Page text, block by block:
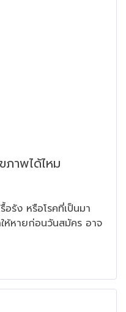
ภาพได้ไหม
อรัง หรือโรคที่เป็นมา
ห้หายก่อนวันสมัคร อาจ